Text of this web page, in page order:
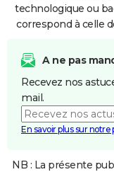
technologique ou
correspond à celle
A ne pas
Recevez nos
mail.
En savoir plus sur
NB : La présente